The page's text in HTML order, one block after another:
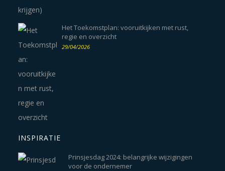
Het Toekomstplan: vooruitkijken met rust,
regie en overzicht
29/04/2026
INSPIRATIE
Prinsjesdag 2024: belangrijke wijzigingen
voor de ondernemer